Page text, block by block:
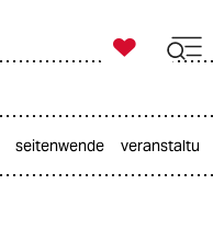

taz zahl ich
seitenwende